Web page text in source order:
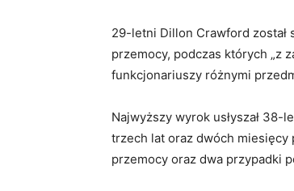
29-letni Dillon Crawford został
przemocy, podczas których „z
funkcjonariuszy różnymi
Najwyższy wyrok usłyszał 38-
trzech lat oraz dwóch miesięcy
przemocy oraz dwa przypadki